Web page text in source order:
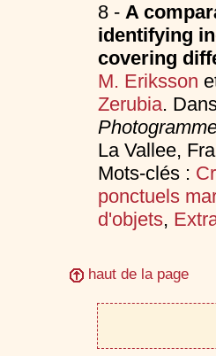
8 - A
identifying
covering
M. Eriksson
Zerubia.
La Vallee,
Mots-clés :
ponctuels
d'objets,
haut de la page